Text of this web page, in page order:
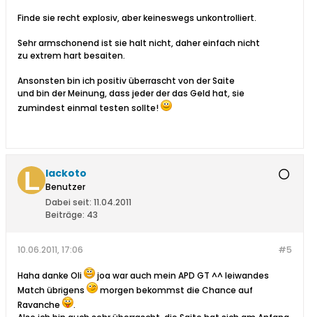
Finde sie recht explosiv, aber keineswegs unkontrolliert.
Sehr armschonend ist sie halt nicht, daher einfach nicht
zu extrem hart besaiten.
Ansonsten bin ich positiv überrascht von der Saite
und bin der Meinung, dass jeder der das Geld hat, sie
zumindest einmal testen sollte!
lackoto
Benutzer
Dabei seit: 11.04.2011
Beiträge: 43
#5
10.06.2011, 17:06
Haha danke Oli
joa war auch mein APD GT ^^ leiwandes
Match übrigens
morgen bekommst die Chance auf
Ravanche
.